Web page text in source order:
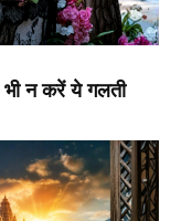
न करें ये गलती